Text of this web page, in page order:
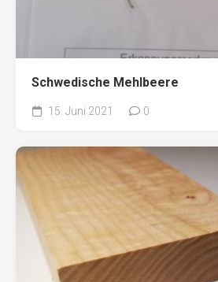
Schwedische Mehlbeere
15. Juni 2021 0